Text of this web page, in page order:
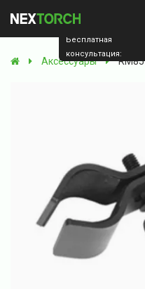
Аксессуары RM85
Бесплатная
консультация: